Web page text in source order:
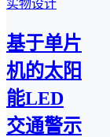
基于单片
机的太阳
能LED
交通警示